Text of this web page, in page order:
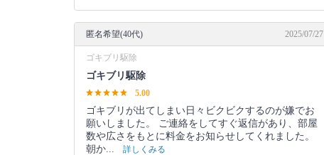
匿名希望(40代) 2025/07/27
ゴキブリ駆除
ゴキブリ駆除
5.00
ゴキブリが出てしまい日々ビクビクするのが嫌でお
願いしました。 ご連絡をしてすぐ返信があり、部屋
数や広さをもとに料金をお知らせしてくれました。
朝か...
詳しくみる